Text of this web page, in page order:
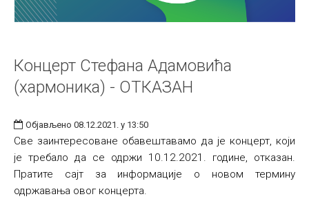
Концерт Стефана Адамовића
(хармоника) - ОТКАЗАН
Објављено 08.12.2021. у 13:50
Све заинтересоване обавештавамо да је концерт, који
је требало да се одржи 10.12.2021. године, отказан.
Пратите сајт за информације о новом термину
одржавања овог концерта.